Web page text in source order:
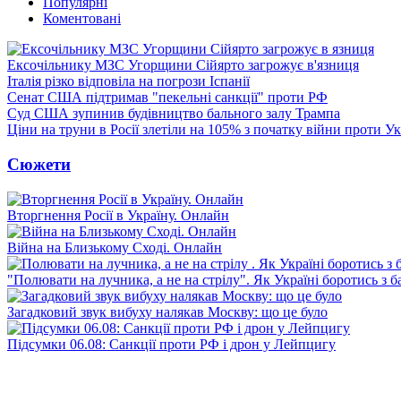
Коментовані
Ексочільнику МЗС Угорщини Сійярто загрожує в'язниця
Італія різко відповіла на погрози Іспанії
Сенат США підтримав "пекельні санкції" проти РФ
Суд США зупинив будівництво бального залу Трампа
Ціни на труни в Росії злетіли на 105% з початку війни проти
Сюжети
Вторгнення Росії в Україну. Онлайн
Війна на Близькому Сході. Онлайн
"Полювати на лучника, а не на стрілу". Як Україні боротись з
Загадковий звук вибуху налякав Москву: що це було
Підсумки 06.08: Санкції проти РФ і дрон у Лейпцигу